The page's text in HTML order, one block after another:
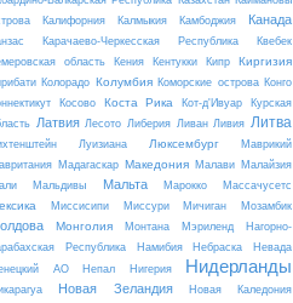
Калифорния Калмыкия Камбоджия Канада
Карачаево-Черкесская Республика
Квебек
область
Кения Кентукки Кипр Киргизия
Колорадо Колумбия Коморские острова Конго
Косово Коста Рика Кот-д'Ивуар
Курская
Латвия Лесото Либерия Ливан Ливия Литва
Луизиана Люксембург
Маврикий
Мадагаскар Македония Малави Малайзия
Мальдивы Мальта Марокко Массачусетс
Миссисипи Миссури Мичиган Мозамбик
Монголия Монтана Мэриленд
Нагорно-
Республика
Намибия Небраска
Невада
АО
Непал Нигерия Нидерланды
Новая Зеландия Новая Каледония